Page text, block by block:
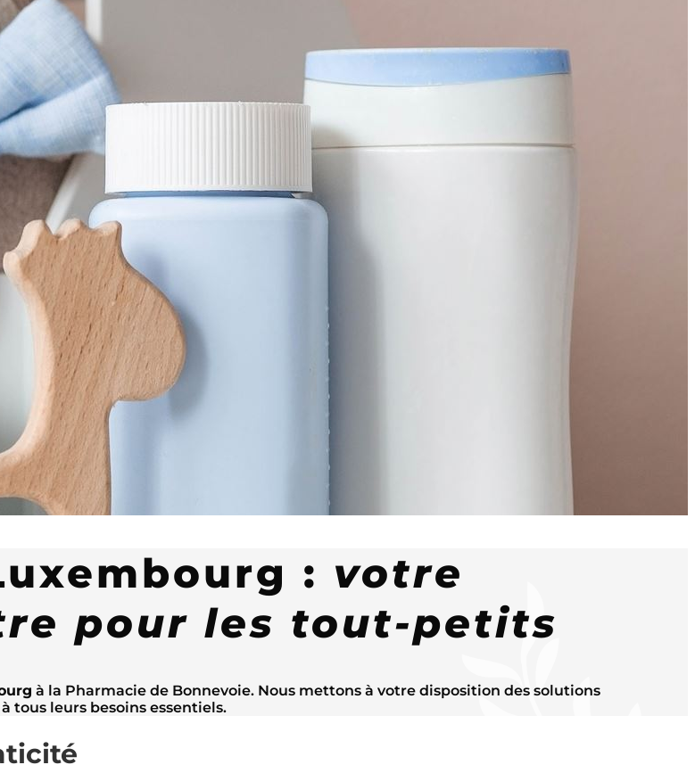
: votre
pour les tout-petits
à la Pharmacie de Bonnevoie. Nous mettons à votre disposition des solutions
tous leurs besoins essentiels.